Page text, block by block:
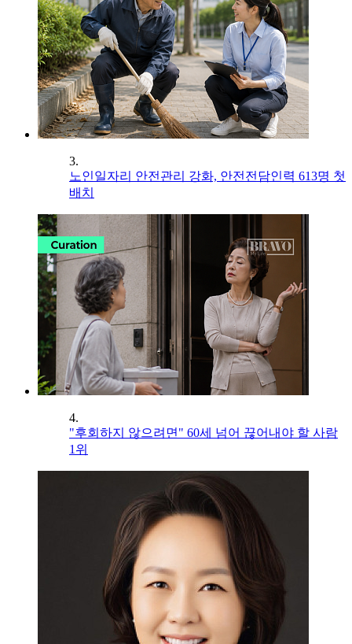
3.
노인일자리 안전관리 강화, 안전전담인력 613명 첫
배치
4.
"후회하지 않으려면" 60세 넘어 끊어내야 할 사람
1위